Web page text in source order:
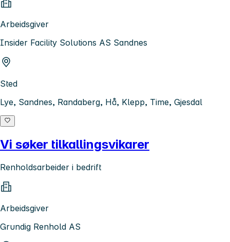
Arbeidsgiver
Insider Facility Solutions AS Sandnes
Sted
Lye, Sandnes, Randaberg, Hå, Klepp, Time, Gjesdal
Vi søker tilkallingsvikarer
Renholdsarbeider i bedrift
Arbeidsgiver
Grundig Renhold AS